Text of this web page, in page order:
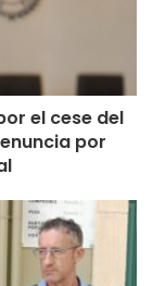
el cese del
por